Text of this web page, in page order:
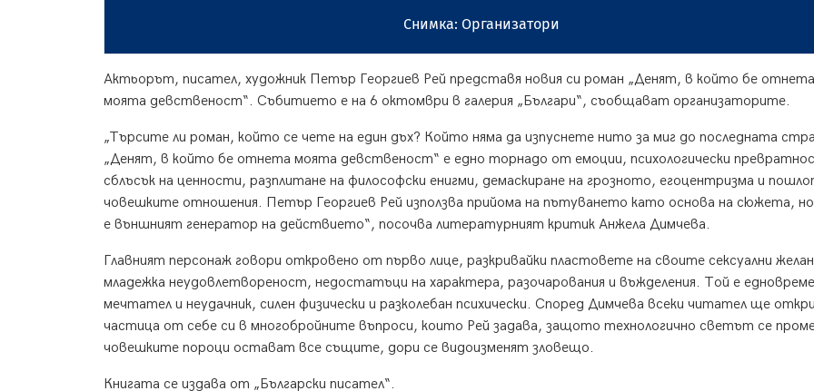
Снимка: Организатори
Актьорът, писател, художник Петър Георгиев Рей представя новия си роман „Денят, в който бе отнета
моята девственост“. Събитието е на 6 октомври в галерия „Българи“, съобщават организаторите.
„Търсите ли роман, който се чете на един дъх? Който няма да изпуснете нито за миг до последната
„Денят, в който бе отнета моята девственост“ е едно торнадо от емоции, психологически
сблъсък на ценности, разплитане на философски енигми, демаскиране на грозното, егоцентризма и
човешките отношения. Петър Георгиев Рей използва прийома на пътуването като основа на сюжета,
е външният генератор на действието“, посочва литературният критик Анжела Димчева.
Главният персонаж говори откровено от първо лице, разкривайки пластовете на своите сексуални
младежка неудовлетвореност, недостатъци на характера, разочарования и въжделения. Той е
мечтател и неудачник, силен физически и разколебан психически. Според Димчева всеки читател ще
частица от себе си в многобройните въпроси, които Рей задава, защото технологично светът се
човешките пороци остават все същите, дори се видоизменят зловещо.
Книгата се издава от „Български писател“.